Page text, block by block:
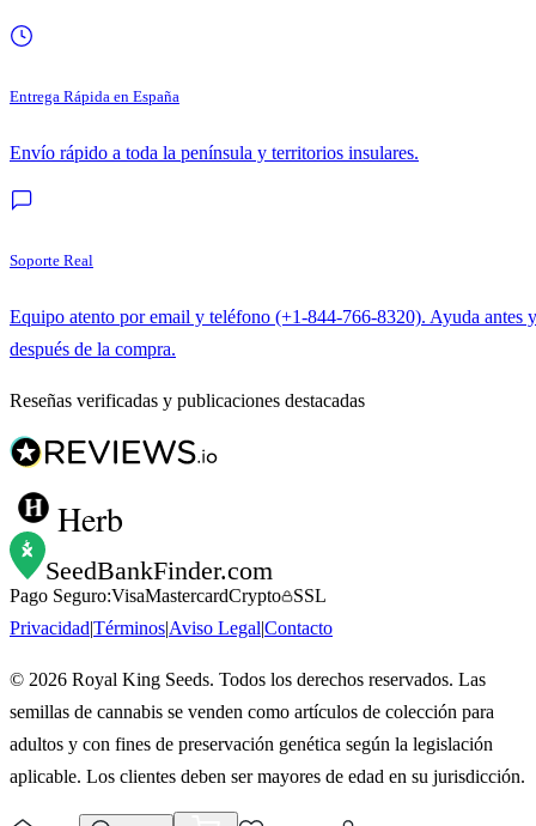
Entrega Rápida en España
Envío rápido a toda la península y territorios insulares.
Soporte Real
Equipo atento por email y teléfono (+1-844-766-8320). Ayuda antes y
después de la compra.
Reseñas verificadas y publicaciones destacadas
Herb
SeedBankFinder.com
Pago Seguro:VisaMastercardCrypto
SSL
PrivacidadTérminosAviso LegalContacto
© 2026 Royal King Seeds. Todos los derechos reservados. Las
semillas de cannabis se venden como artículos de colección para
adultos y con fines de preservación genética según la legislación
aplicable. Los clientes deben ser mayores de edad en su jurisdicción.